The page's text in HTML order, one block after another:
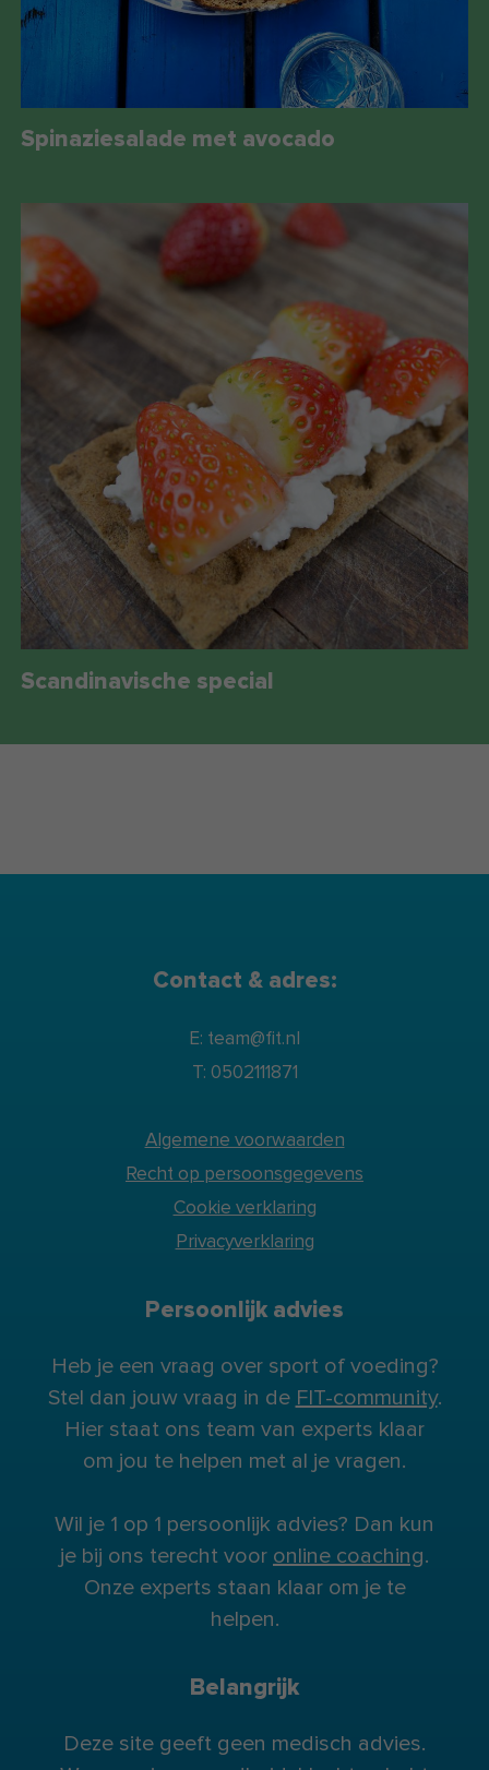
Spinaziesalade met avocado
Scandinavische special
Contact & adres:
E: team@fit.nl
T: 0502111871
Algemene voorwaarden
Recht op persoonsgegevens
Cookie verklaring
Privacyverklaring
Persoonlijk advies
Heb je een vraag over sport of voeding?
Stel dan jouw vraag in de FIT-community.
Hier staat ons team van experts klaar
om jou te helpen met al je vragen.
Wil je 1 op 1 persoonlijk advies? Dan kun
je bij ons terecht voor online coaching.
Onze experts staan klaar om je te
helpen.
Belangrijk
Deze site geeft geen medisch advies.